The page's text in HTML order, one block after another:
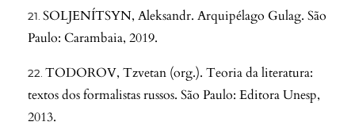
SOLJENÍTSYN, Aleksandr. Arquipélago Gulag. São
Paulo: Carambaia, 2019.
TODOROV, Tzvetan (org.). Teoria da literatura:
textos dos formalistas russos. São Paulo: Editora Unesp,
2013.